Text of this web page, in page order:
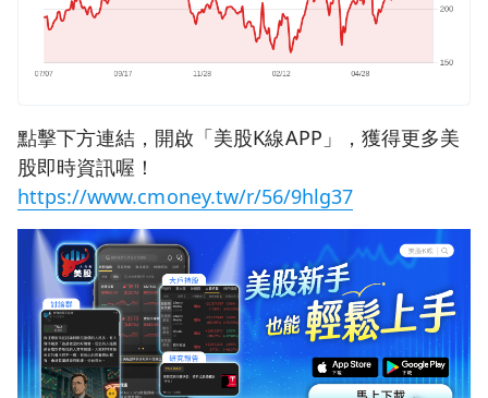
點擊下方連結，開啟「美股K線APP」，獲得更多美
股即時資訊喔！
https://www.cmoney.tw/r/56/9hlg37